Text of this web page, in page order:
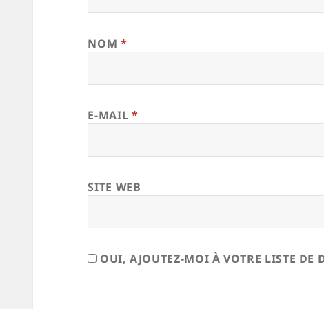
NOM *
E-MAIL *
SITE WEB
OUI, AJOUTEZ-MOI À VOTRE LISTE DE